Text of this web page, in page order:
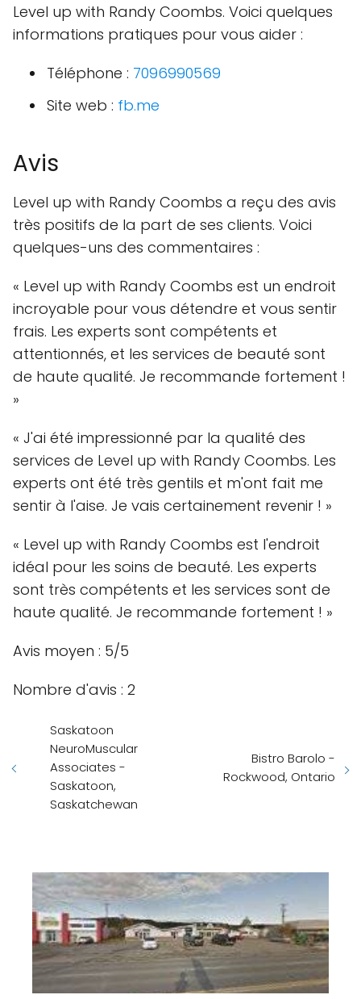
Level up with Randy Coombs. Voici quelques
informations pratiques pour vous aider :
Téléphone : 7096990569
Site web : fb.me
Avis
Level up with Randy Coombs a reçu des avis
très positifs de la part de ses clients. Voici
quelques-uns des commentaires :
« Level up with Randy Coombs est un endroit
incroyable pour vous détendre et vous sentir
frais. Les experts sont compétents et
attentionnés, et les services de beauté sont
de haute qualité. Je recommande fortement !
»
« J'ai été impressionné par la qualité des
services de Level up with Randy Coombs. Les
experts ont été très gentils et m'ont fait me
sentir à l'aise. Je vais certainement revenir ! »
« Level up with Randy Coombs est l'endroit
idéal pour les soins de beauté. Les experts
sont très compétents et les services sont de
haute qualité. Je recommande fortement ! »
Avis moyen : 5/5
Nombre d'avis : 2
Saskatoon
NeuroMuscular
Associates -
Saskatoon,
Saskatchewan
Bistro Barolo -
Rockwood, Ontario